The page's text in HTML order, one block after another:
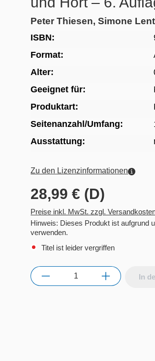
Peter Thiesen, Simone
ISBN:
Format:
Alter:
Geeignet für:
Produktart:
Seitenanzahl/Umfang:
Ausstattung:
Zu den Lizenzinformationen
28,99 € (D)
Preise inkl. MwSt. zzgl.
Hinweis: Dieses Produkt ist aufgrund
verwenden.
Titel ist leider vergriffen
Anzahl In